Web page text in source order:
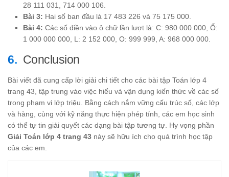
28 111 031, 714 000 106.
Bài 3: Hai số ban đầu là 17 483 226 và 75 175 000.
Bài 4: Các số điền vào ô chữ lần lượt là: C: 980 000 000, Ổ:
1 000 000 000, L: 2 152 000, O: 999 999, A: 968 000 000.
Conclusion
Bài viết đã cung cấp lời giải chi tiết cho các bài tập Toán lớp 4
trang 43, tập trung vào việc hiểu và vận dụng kiến thức về các số
trong phạm vi lớp triệu. Bằng cách nắm vững cấu trúc số, các lớp
và hàng, cùng với kỹ năng thực hiện phép tính, các em học sinh
có thể tự tin giải quyết các dạng bài tập tương tự. Hy vọng phần
Giải Toán lớp 4 trang 43 này sẽ hữu ích cho quá trình học tập
của các em.